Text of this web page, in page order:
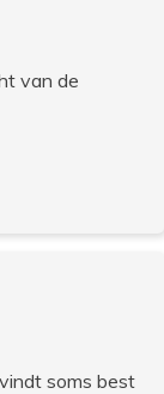
van de
soms best